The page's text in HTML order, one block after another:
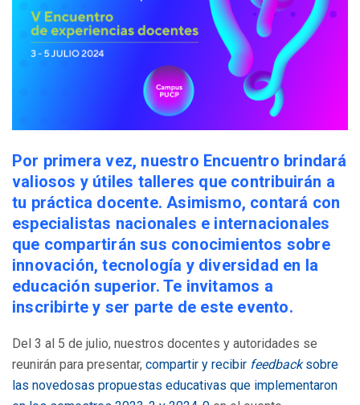
Por primera vez, nuestro Encuentro brindará
valiosos y útiles talleres que contribuirán a
tu práctica docente. Asimismo, contará con
especialistas nacionales e internacionales
que compartirán sus conocimientos sobre
innovación, tecnología y diversidad en la
educación superior. Te invitamos a
inscribirte y ser parte de este evento.
Del 3 al 5 de julio, nuestros docentes y autoridades se
reunirán para presentar, compartir y recibir feedbacksobre
las novedosas propuestas educativas que implementaron